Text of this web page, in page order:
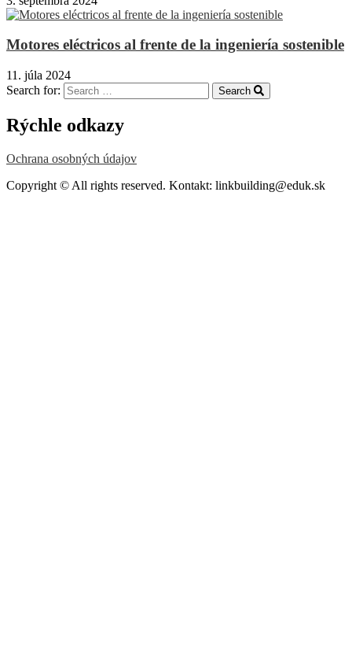
Motores eléctricos al frente de la ingeniería sostenible
11. júla 2024
Search for:
Search
Rýchle odkazy
Ochrana osobných údajov
Copyright © All rights reserved. Kontakt: linkbuilding@eduk.sk